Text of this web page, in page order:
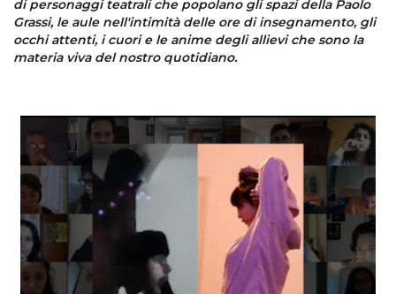
di personaggi teatrali che popolano gli spazi della Paolo
Grassi, le aule nell'intimità delle ore di insegnamento, gli
occhi attenti, i cuori e le anime degli allievi che sono la
materia viva del nostro quotidiano.